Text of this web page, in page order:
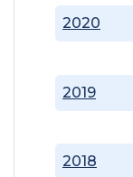
2018
2019
2020